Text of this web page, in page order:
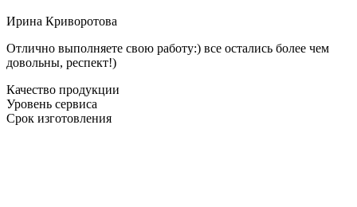
Ирина Криворотова
Отлично выполняете свою работу:) все остались более чем
довольны, респект!)
Качество продукции
Уровень сервиса
Срок изготовления